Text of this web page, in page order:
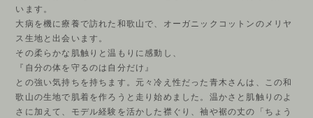
います。
大病を機に療養で訪れた和歌山で、オーガニックコットンのメリヤ
ス生地と出会います。
その柔らかな肌触りと温もりに感動し、
『自分の体を守るのは自分だけ』
との強い気持ちを持ちます。元々冷え性だった青木さんは、この和
歌山の生地で肌着を作ろうと走り始めました。温かさと肌触りのよ
さに加えて、モデル経験を活かした襟ぐり、袖や裾の丈の「ちょう